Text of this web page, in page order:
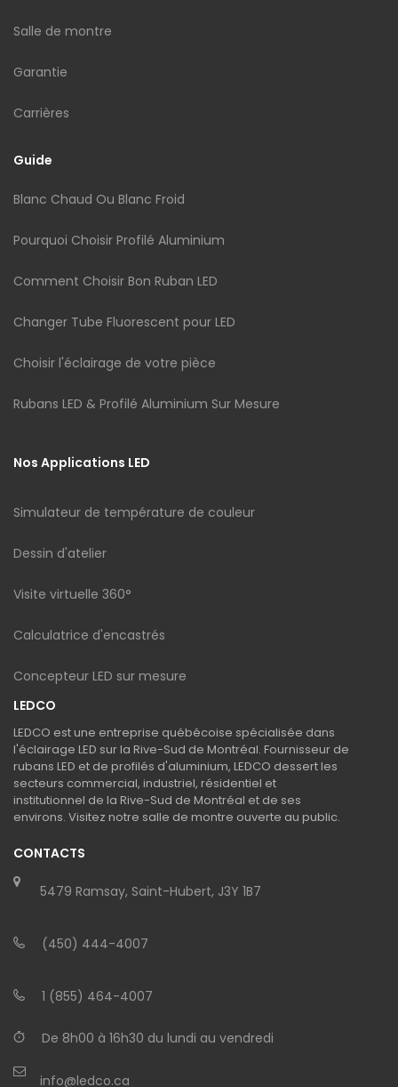
Salle de montre
Garantie
Carrières
Guide
Blanc Chaud Ou Blanc Froid
Pourquoi Choisir Profilé Aluminium
Comment Choisir Bon Ruban LED
Changer Tube Fluorescent pour LED
Choisir l'éclairage de votre pièce
Rubans LED & Profilé Aluminium Sur Mesure
Nos Applications LED
Simulateur de température de couleur
Dessin d'atelier
Visite virtuelle 360°
Calculatrice d'encastrés
Concepteur LED sur mesure
LEDCO
LEDCO est une entreprise québécoise spécialisée dans
l'éclairage LED sur la Rive-Sud de Montréal. Fournisseur de
rubans LED et de profilés d'aluminium, LEDCO dessert les
secteurs commercial, industriel, résidentiel et
institutionnel de la Rive-Sud de Montréal et de ses
environs. Visitez notre salle de montre ouverte au public.
CONTACTS
5479 Ramsay, Saint-Hubert, J3Y 1B7
(450) 444-4007
1 (855) 464-4007
De 8h00 à 16h30 du lundi au vendredi
info@ledco.ca